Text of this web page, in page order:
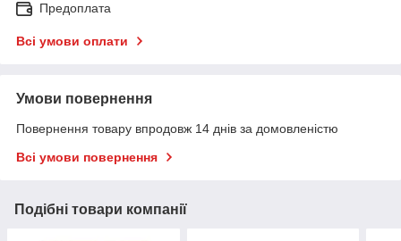
Предоплата
Всі умови оплати
Умови повернення
Повернення товару впродовж 14 днів за домовленістю
Всі умови повернення
Подібні товари компанії